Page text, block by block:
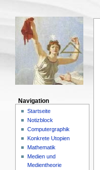
Navigation
Startseite
Notizblock
Computergraphik
Konkrete Utopien
Mathematik
Medien und
Medientheorie